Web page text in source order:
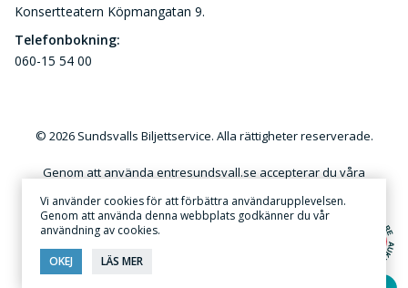
Konsertteatern Köpmangatan 9.
Telefonbokning:
060-15 54 00
© 2026 Sundsvalls Biljettservice. Alla rättigheter reserverade.
Genom att använda entresundsvall.se accepterar du våra
innehållet på denna webbplats utan skriftlig tillåtelse är förbjudet.
Vi använder cookies för att förbättra användarupplevelsen.
Genom att använda denna webbplats godkänner du vår
användning av cookies.
OKEJ
LÄS MER